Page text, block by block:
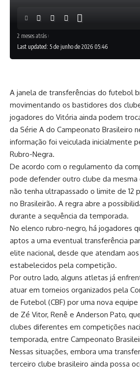
Last updated: 5 de junho de 2026 05:46
2 meses atrás
A janela de transferências do futebol
movimentando os bastidores dos
jogadores do Vitória ainda podem
da Série A do Campeonato Brasileiro
informação foi veiculada inicialmente
Rubro-Negra.
De acordo com o regulamento da
pode defender outro clube da mesma
não tenha ultrapassado o limite de 12
no Brasileirão. A regra abre a
durante a sequência da temporada.
No elenco rubro-negro, há jogadores
aptos a uma eventual transferência
elite nacional, desde que atendam
estabelecidos pela competição.
Por outro lado, alguns atletas já
atuar em torneios organizados pela
de Futebol (CBF) por uma nova
de Zé Vitor, Renê e Anderson Pato,
clubes diferentes em competições
temporada, entre Campeonato
Nessas situações, embora uma
terceiro clube brasileiro ainda possa